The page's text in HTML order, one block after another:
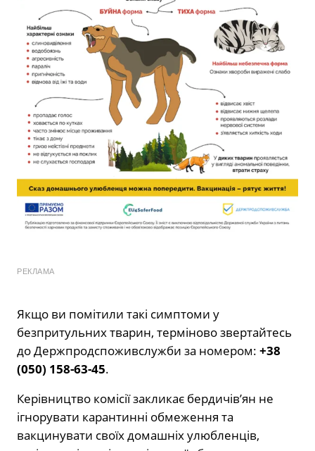
РЕКЛАМА
Якщо ви помітили такі симптоми у
безпритульних тварин, терміново звертайтесь
до Держпродспоживслужби за номером: +38
(050) 158-63-45.
Керівництво комісії закликає бердичів’ян не
ігнорувати карантинні обмеження та
вакцинувати своїх домашніх улюбленців,